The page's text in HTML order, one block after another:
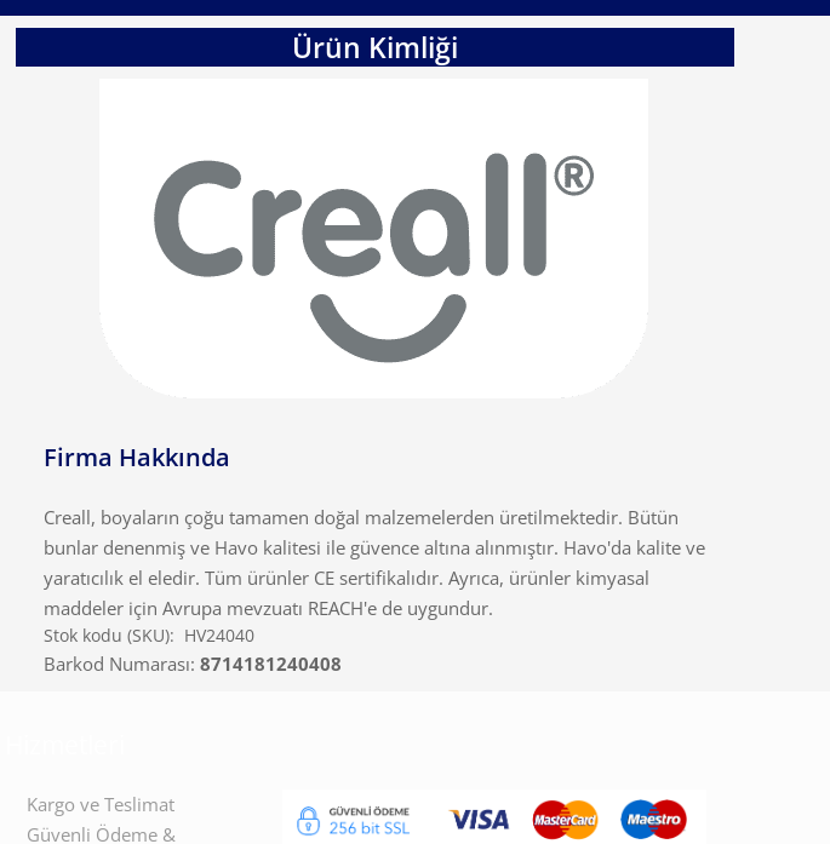
Ürün Kimliği
Firma Hakkında
Creall, boyaların çoğu tamamen doğal malzemelerden üretilmektedir. Bütün
bunlar denenmiş ve Havo kalitesi ile güvence altına alınmıştır. Havo'da kalite ve
yaratıcılık el eledir. Tüm ürünler CE sertifikalıdır. Ayrıca, ürünler kimyasal
maddeler için Avrupa mevzuatı REACH'e de uygundur.
Stok kodu (SKU): HV24040
Barkod Numarası: 8714181240408
Kargo ve Teslimat
Güvenli Ödeme &